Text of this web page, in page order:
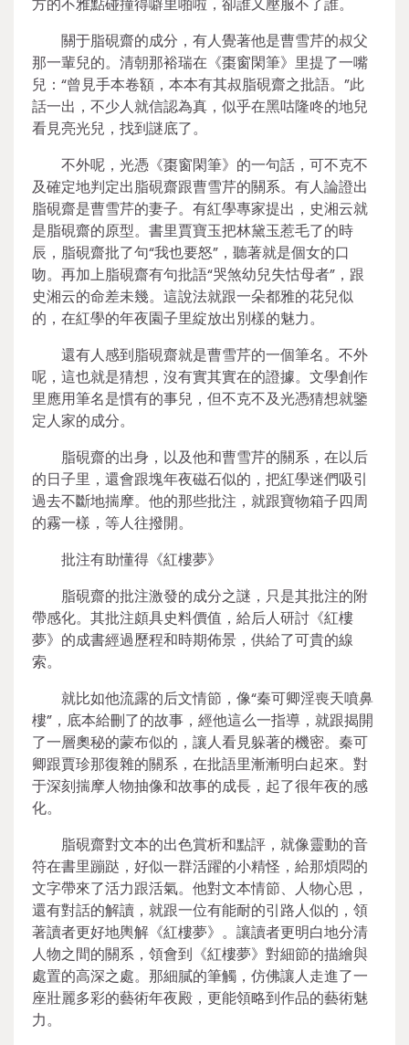
關于脂硯齋的成分，有人覺著他是曹雪芹的叔父
那一輩兒的。清朝那裕瑞在《棗窗閑筆》里提了一嘴
兒：“曾見手本卷額，本本有其叔脂硯齋之批語。”此
話一出，不少人就信認為真，似乎在黑咕隆咚的地兒
看見亮光兒，找到謎底了。
不外呢，光憑《棗窗閑筆》的一句話，可不克不
及確定地判定出脂硯齋跟曹雪芹的關系。有人論證出
脂硯齋是曹雪芹的妻子。有紅學專家提出，史湘云就
是脂硯齋的原型。書里賈寶玉把林黛玉惹毛了的時
辰，脂硯齋批了句“我也要怒”，聽著就是個女的口
吻。再加上脂硯齋有句批語“哭煞幼兒失怙母者”，跟
史湘云的命差未幾。這說法就跟一朵都雅的花兒似
的，在紅學的年夜園子里綻放出別樣的魅力。
還有人感到脂硯齋就是曹雪芹的一個筆名。不外
呢，這也就是猜想，沒有實其實在的證據。文學創作
里應用筆名是慣有的事兒，但不克不及光憑猜想就鑒
定人家的成分。
脂硯齋的出身，以及他和曹雪芹的關系，在以后
的日子里，還會跟塊年夜磁石似的，把紅學迷們吸引
過去不斷地揣摩。他的那些批注，就跟寶物箱子四周
的霧一樣，等人往撥開。
批注有助懂得《紅樓夢》
脂硯齋的批注激發的成分之謎，只是其批注的附
帶感化。其批注頗具史料價值，給后人研討《紅樓
夢》的成書經過歷程和時期佈景，供給了可貴的線
索。
就比如他流露的后文情節，像“秦可卿淫喪天噴鼻
樓”，底本給刪了的故事，經他這么一指導，就跟揭開
了一層奧秘的蒙布似的，讓人看見躲著的機密。秦可
卿跟賈珍那復雜的關系，在批語里漸漸明白起來。對
于深刻揣摩人物抽像和故事的成長，起了很年夜的感
化。
脂硯齋對文本的出色賞析和點評，就像靈動的音
符在書里蹦跶，好似一群活躍的小精怪，給那煩悶的
文字帶來了活力跟活氣。他對文本情節、人物心思，
還有對話的解讀，就跟一位有能耐的引路人似的，領
著讀者更好地輿解《紅樓夢》。讓讀者更明白地分清
人物之間的關系，領會到《紅樓夢》對細節的描繪與
處置的高深之處。那細膩的筆觸，仿佛讓人走進了一
座壯麗多彩的藝術年夜殿，更能領略到作品的藝術魅
力。